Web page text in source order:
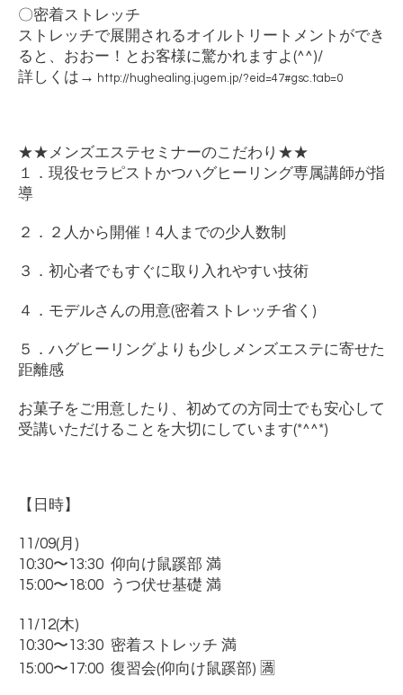
〇密着ストレッチ
ストレッチで展開されるオイルトリートメントができ
ると、おおー！とお客様に驚かれますよ (^^)/
詳しくは → http://hughealing.jugem.jp/?eid=47#gsc.tab=0
★★メンズエステセミナーのこだわり ★★
１．現役セラピストかつハグヒーリング専属講師が指
導
２．２人から開催！ 4人までの少人数制
３．初心者でもすぐに取り入れやすい技術
４．モデルさんの用意(密着ストレッチ省く )
５．ハグヒーリングよりも少しメンズエステに寄せた
距離感
お菓子をご用意したり、初めての方同士でも安心して
受講いただけることを大切にしています(*^^*)
【日時】
11/09(月 )
10:30〜13:30 仰向け鼠蹊部 満
15:00〜18:00 うつ伏せ基礎 満
11/12(木)
10:30〜13:30 密着ストレッチ 満
15:00〜17:00 復習会(仰向け鼠蹊部) 🈵